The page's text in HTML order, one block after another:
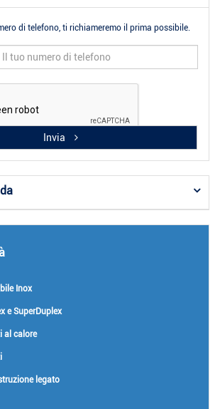
di telefono, ti richiameremo il prima possibile.
Invia
Inox
e SuperDuplex
al calore
legato